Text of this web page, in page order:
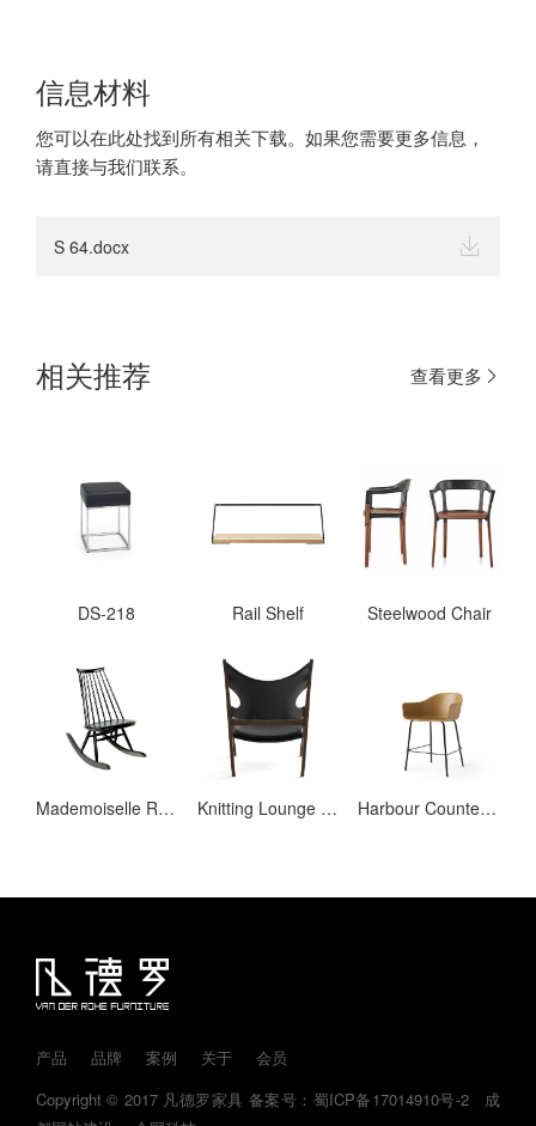
信息材料
您可以在此处找到所有相关下载。如果您需要更多信息，
请直接与我们联系。
S 64.docx
相关推荐 查看更多
DS-218 Rail Shelf Steelwood Chair
Mademoiselle Rocking Chair Knitting Lounge Chair, Sheepskin Harbour Counter Chair
产品 品牌 案例 关于
会员
Copyright © 2017 凡德罗家具 备案号：蜀ICP备17014910号-2
成